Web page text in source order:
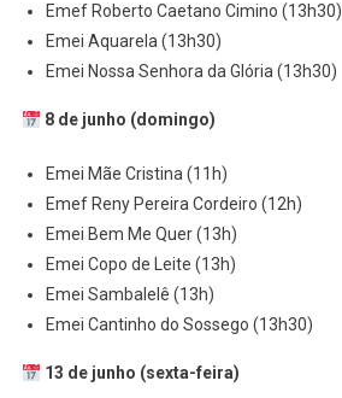
Emef Roberto Caetano Cimino (13h30)
Emei Aquarela (13h30)
Emei Nossa Senhora da Glória (13h30)
8 de junho (domingo)
Emei Mãe Cristina (11h)
Emef Reny Pereira Cordeiro (12h)
Emei Bem Me Quer (13h)
Emei Copo de Leite (13h)
Emei Sambalelê (13h)
Emei Cantinho do Sossego (13h30)
13 de junho (sexta-feira)